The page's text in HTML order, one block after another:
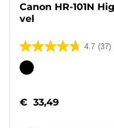
Canon HR-101N
vel
4.7 (37)
4.7
van
sterren.
Kleurencartridge
€ 33,49